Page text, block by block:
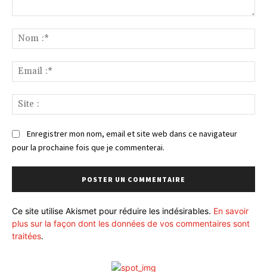
:*
:*
:
Enregistrer mon nom, email et site web dans ce navigateur
pour la prochaine fois que je commenterai.
Ce site utilise Akismet pour réduire les indésirables. En savoir
plus sur la façon dont les données de vos commentaires sont
traitées.